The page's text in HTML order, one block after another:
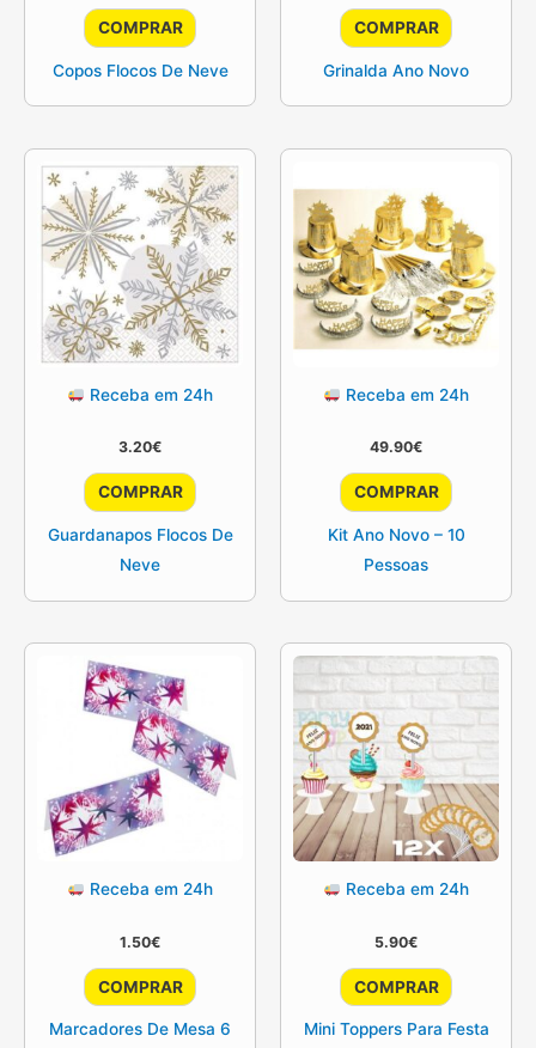
original
era:
atual
é:
COMPRAR
Copos Flocos De Neve
COMPRAR
Grinalda Ano Novo
Receba em 24h
3.20€
COMPRAR
Guardanapos Flocos De
Neve
Receba em 24h
49.90€
COMPRAR
Kit Ano Novo – 10
Pessoas
Receba em 24h
1.50€
COMPRAR
Marcadores De Mesa 6
Receba em 24h
5.90€
COMPRAR
Mini Toppers Para Festa